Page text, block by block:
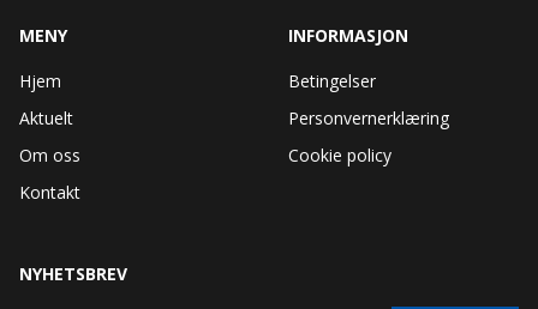
MENY
Hjem
Aktuelt
Om oss
Kontakt
INFORMASJON
Betingelser
Personvernerklæring
Cookie policy
NYHETSBREV